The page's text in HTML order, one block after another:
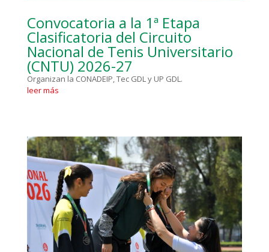
Convocatoria a la 1ª Etapa
Clasificatoria del Circuito
Nacional de Tenis Universitario
(CNTU) 2026-27
Organizan la CONADEIP, Tec GDL y UP GDL.
leer más